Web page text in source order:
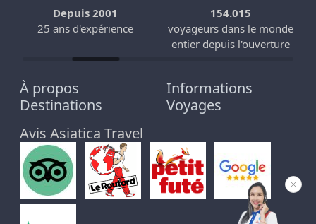
Depuis 2001
25 ans d'expérience
154.015
voyageurs dans le monde
entier depuis l'ouverture
À propos
Informations
Destinations
Voyages
Avis Asiatica Travel